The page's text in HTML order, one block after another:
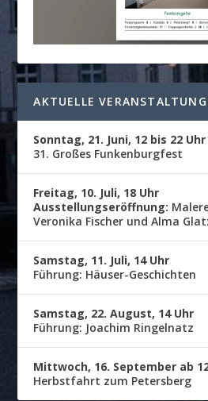
AKTUELLE
Sonntag, 21. Juni, 12 bis 22 Uhr
31. Großes Funkenburgfest
Freitag, 10. Juli, 18 Uhr
Ausstellungseröffnung:
Veronika Fischer und Alma
Samstag, 11. Juli, 14 Uhr
Führung: Häuser-Geschichten
Samstag, 22. August, 14 Uhr
Führung: Joachim Ringelnatz
Mittwoch, 16. September ab
Herbstfahrt zum Petersberg